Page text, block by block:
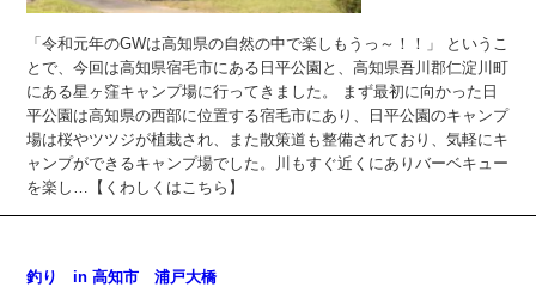
「令和元年のGWは高知県の自然の中で楽しもうっ～！！」 というこ
とで、今回は高知県宿毛市にある日平公園と、高知県吾川郡仁淀川町
にある星ヶ窪キャンプ場に行ってきました。 まず最初に向かった日
平公園は高知県の西部に位置する宿毛市にあり、日平公園のキャンプ
場は桜やツツジが植栽され、また散策道も整備されており、気軽にキ
ャンプができるキャンプ場でした。川もすぐ近くにありバーベキュー
を楽し…【くわしくはこちら】
釣り in 高知市 浦戸大橋